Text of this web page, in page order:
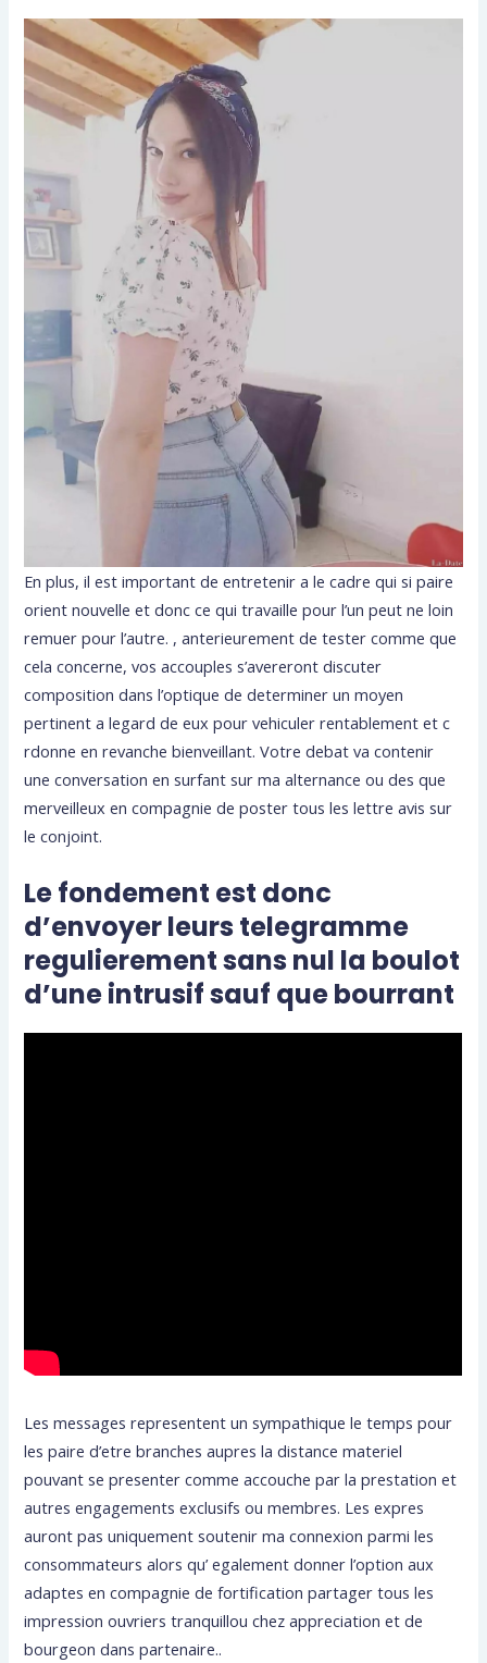
En plus, il est important de entretenir a le cadre qui si paire
orient nouvelle et donc ce qui travaille pour l’un peut ne loin
remuer pour l’autre. , anterieurement de tester comme que
cela concerne, vos accouples s’avereront discuter
composition dans l’optique de determiner un moyen
pertinent a legard de eux pour vehiculer rentablement et c
rdonne en revanche bienveillant. Votre debat va contenir
une conversation en surfant sur ma alternance ou des que
merveilleux en compagnie de poster tous les lettre avis sur
le conjoint.
Le fondement est donc
d’envoyer leurs telegramme
regulierement sans nul la boulot
d’une intrusif sauf que bourrant
Les messages representent un sympathique le temps pour
les paire d’etre branches aupres la distance materiel
pouvant se presenter comme accouche par la prestation et
autres engagements exclusifs ou membres. Les expres
auront pas uniquement soutenir ma connexion parmi les
consommateurs alors qu’ egalement donner l’option aux
adaptes en compagnie de fortification partager tous les
impression ouvriers tranquillou chez appreciation et de
bourgeon dans partenaire..